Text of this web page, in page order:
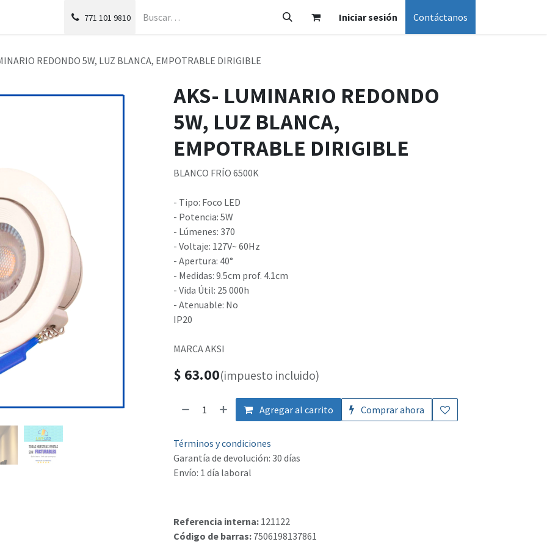
771 101 9810 Iniciar sesión Contáctanos
REDONDO 5W, LUZ BLANCA, EMPOTRABLE DIRIGIBLE
AKS- LUMINARIO REDONDO
5W, LUZ BLANCA,
EMPOTRABLE DIRIGIBLE
BLANCO FRÍO 6500K
- Tipo: Foco LED
- Potencia: 5W
- Lúmenes: 370
- Voltaje: 127V~ 60Hz
- Apertura: 40°
- Medidas: 9.5cm prof. 4.1cm
- Vida Útil: 25 000h
- Atenuable: No
IP20
MARCA AKSI
$ 63.00(impuesto incluido)
Agregar al carrito Comprar ahora
Términos y condiciones
Garantía de devolución: 30 días
Envío: 1 día laboral
Referencia interna: 121122
Código de barras: 7506198137861